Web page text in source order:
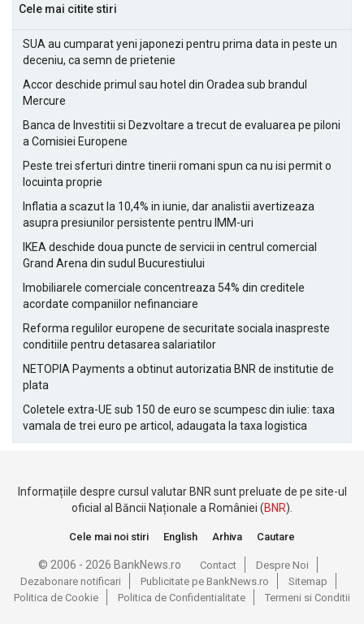
Cele mai citite stiri
SUA au cumparat yeni japonezi pentru prima data in peste un
deceniu, ca semn de prietenie
Accor deschide primul sau hotel din Oradea sub brandul
Mercure
Banca de Investitii si Dezvoltare a trecut de evaluarea pe piloni
a Comisiei Europene
Peste trei sferturi dintre tinerii romani spun ca nu isi permit o
locuinta proprie
Inflatia a scazut la 10,4% in iunie, dar analistii avertizeaza
asupra presiunilor persistente pentru IMM-uri
IKEA deschide doua puncte de servicii in centrul comercial
Grand Arena din sudul Bucurestiului
Imobiliarele comerciale concentreaza 54% din creditele
acordate companiilor nefinanciare
Reforma regulilor europene de securitate sociala inaspreste
conditiile pentru detasarea salariatilor
NETOPIA Payments a obtinut autorizatia BNR de institutie de
plata
Coletele extra-UE sub 150 de euro se scumpesc din iulie: taxa
vamala de trei euro pe articol, adaugata la taxa logistica
Informațiile despre cursul valutar BNR sunt preluate de pe site-ul
oficial al Băncii Naționale a României (BNR).
Cele mai noi stiri English Arhiva Cautare
© 2006 - 2026 BankNews.ro Contact
Despre Noi
Dezabonare notificari
Publicitate pe BankNews.ro
Sitemap
Politica de Cookie
Politica de Confidentialitate Termeni si Conditii